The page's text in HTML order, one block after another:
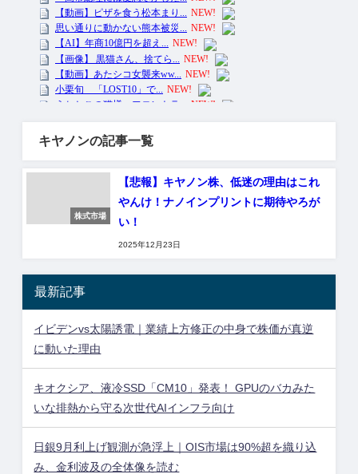
キヤノンの記事一覧
株式市場
【悲報】キヤノン株、低迷の理由はこれ
やんけ！ナノインプリントに期待やろが
い！
2025年12月23日
最新記事
イビデンvs太陽誘電｜業績上方修正の中身で株価が真逆
に動いた理由
キオクシア、液冷SSD「CM10」発表！ GPUのバカみた
いな排熱から守る次世代AIインフラ向け
日銀9月利上げ観測が急浮上｜OIS市場は90%超を織り込
み、金利波及の全体像を読む